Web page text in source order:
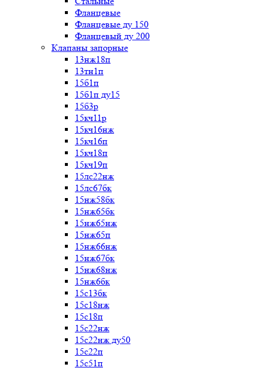
Фланцевые
Фланцевые ду 150
Фланцевый ду 200
Клапаны запорные
13нж18п
13тн1п
15б1п
15б1п ду15
15б3р
15кч11р
15кч16нж
15кч16п
15кч18п
15кч19п
15лс22нж
15лс67бк
15нж58бк
15нж65бк
15нж65нж
15нж65п
15нж66нж
15нж67бк
15нж68нж
15нж6бк
15с13бк
15с18нж
15с18п
15с22нж
15с22нж ду50
15с22п
15с51п